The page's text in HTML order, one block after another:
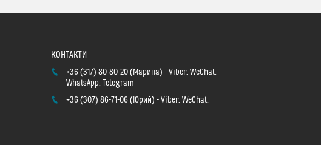
+36 (317) 80-80-20 Марина
Viber, WeChat,
WhatsApp, Telegram
+36 (307) 86-71-06
Юрий Viber, WeChat,